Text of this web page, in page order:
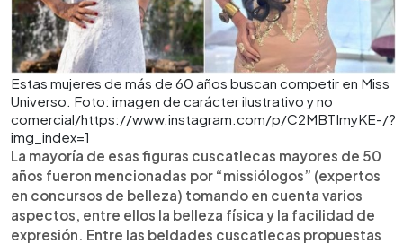
Estas mujeres de más de 60 años buscan competir en Miss
Universo. Foto: imagen de carácter ilustrativo y no
comercial/https://www.instagram.com/p/C2MBTImyKE-/?
img_index=1
La mayoría de esas figuras cuscatlecas mayores de 50
años fueron mencionadas por “missiólogos” (expertos
en concursos de belleza) tomando en cuenta varios
aspectos, entre ellos la belleza física y la facilidad de
expresión. Entre las beldades cuscatlecas propuestas